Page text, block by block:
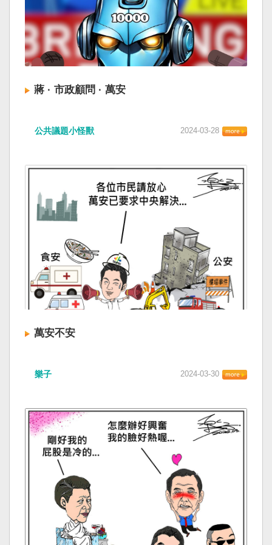
蔣 · 市政顧問 · 萬安
公共議題小怪獸 2024-03-28
萬安不安
樂子 2024-03-30